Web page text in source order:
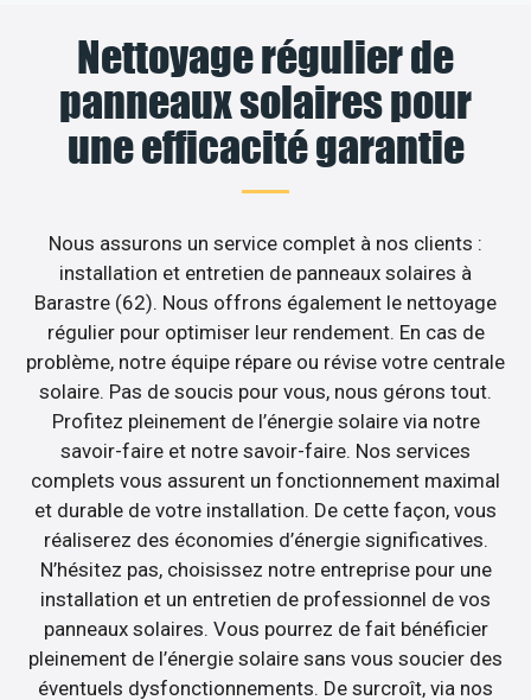
Nettoyage régulier de
panneaux solaires pour
une efficacité garantie
Nous assurons un service complet à nos clients :
installation et entretien de panneaux solaires à
Barastre (62). Nous offrons également le nettoyage
régulier pour optimiser leur rendement. En cas de
problème, notre équipe répare ou révise votre centrale
solaire. Pas de soucis pour vous, nous gérons tout.
Profitez pleinement de l’énergie solaire via notre
savoir-faire et notre savoir-faire. Nos services
complets vous assurent un fonctionnement maximal
et durable de votre installation. De cette façon, vous
réaliserez des économies d’énergie significatives.
N’hésitez pas, choisissez notre entreprise pour une
installation et un entretien de professionnel de vos
panneaux solaires. Vous pourrez de fait bénéficier
pleinement de l’énergie solaire sans vous soucier des
éventuels dysfonctionnements. De surcroît, via nos